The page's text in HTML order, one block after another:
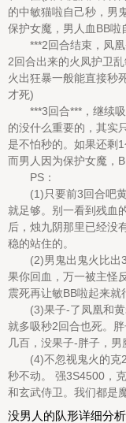
的中敏猫啦自己秒，男
保护女魔，男人血BB啦
***2回合结束，凤凰+
2回合出来的火凤护卫
火出狂暴一般能直接秒
才死)
***3回合***，继续吸
的没什么重要的，其实
是不怕秒的。如果还剩
而男人因为保护女魔，
PS：
(1)只要前3回合吧黄
就足够。别一看到残血
后，烛九阴那里已经没
稳的站住的。
(2)男鬼出鬼火比出
果你回血，万一被主怪
震死再让敏BB啦起来就
(3)果子-了凤凰和黄
就多吸秒2回合也死。
几百，没果子-胖子，
(4)不忽视鬼火的克
秒不动。 强3S4500，
和玄武侍卫。我们都是
没男人的队形详细分析